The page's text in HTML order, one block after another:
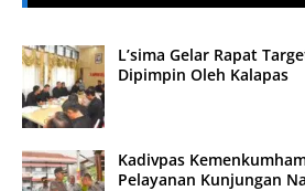
L’sima Gelar Rapat
Dipimpin Oleh Kalapas
Kadivpas
Pelayanan Kunjungan